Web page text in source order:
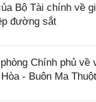
Bộ Tài chính về
đường sắt
Chính phủ
- Buôn Ma